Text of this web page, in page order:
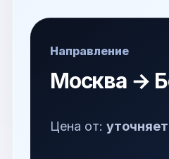
Направление
Москва →
Цена от: